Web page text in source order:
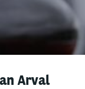
Arval